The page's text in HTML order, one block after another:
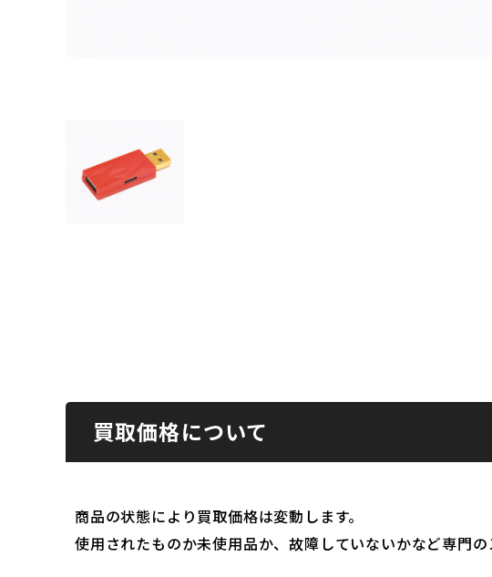
買取価格について
商品の状態により買取価格は変動します。
使用されたものか未使用品か、故障していないかなど専門の